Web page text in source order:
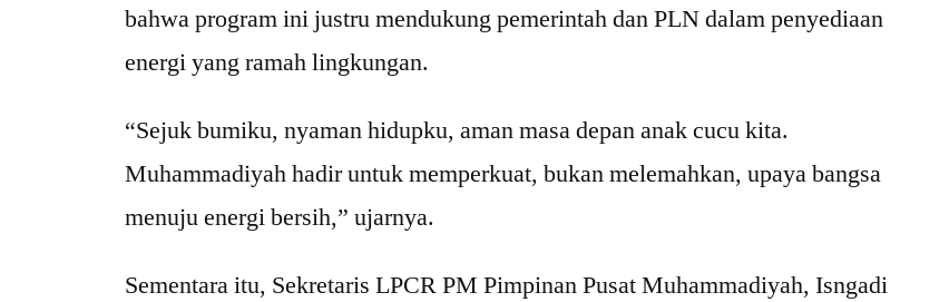
bahwa program ini justru mendukung pemerintah dan PLN dalam penyediaan
energi yang ramah lingkungan.
“Sejuk bumiku, nyaman hidupku, aman masa depan anak cucu kita.
Muhammadiyah hadir untuk memperkuat, bukan melemahkan, upaya bangsa
menuju energi bersih,” ujarnya.
Sementara itu, Sekretaris LPCR PM Pimpinan Pusat Muhammadiyah, Isngadi